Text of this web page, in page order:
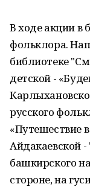
В ходе акции в
фольклора.
библиотеке
детской -
русского
«Путешествие
Айдакаевской
башкирского
стороне, на